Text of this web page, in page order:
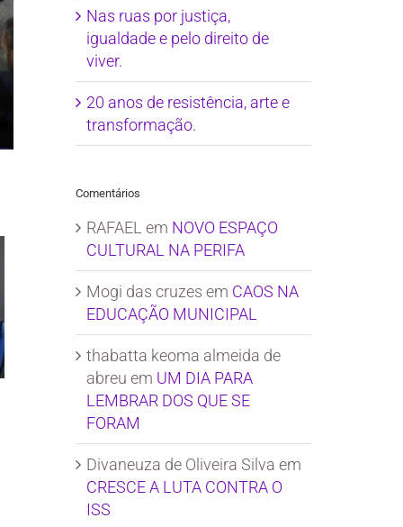
Nas ruas por justiça,
igualdade e pelo direito de
viver.
20 anos de resistência, arte e
transformação.
Comentários
RAFAEL em NOVO ESPAÇO
CULTURAL NA PERIFA
Mogi das cruzes em CAOS NA
EDUCAÇÃO MUNICIPAL
thabatta keoma almeida de
abreu em UM DIA PARA
LEMBRAR DOS QUE SE
FORAM
Divaneuza de Oliveira Silva em
CRESCE A LUTA CONTRA O
ISS